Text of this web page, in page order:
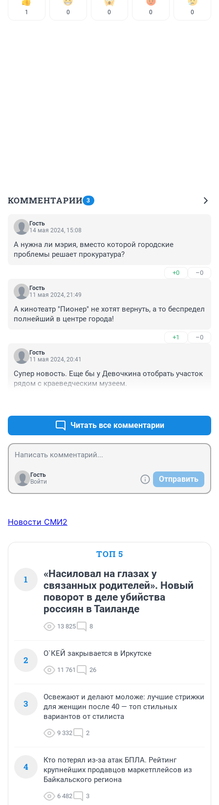
1 0 0 0 0
КОММЕНТАРИИ 3
Гость
14 мая 2024, 15:08
А нужна ли мэрия, вместо которой городские
проблемы решает прокуратура?
+0 –0
Гость
11 мая 2024, 21:49
А кинотеатр "Пионер" не хотят вернуть, а то беспредел
полнейший в центре города!
+1 –0
Гость
11 мая 2024, 20:41
Супер новость. Еще бы у Девочкина отобрать участок
рядом с краеведческим музеем.
Читать все комментарии
Гость
Войти
Отправить
Новости СМИ2
ТОП 5
1
«Насиловал на глазах у
связанных родителей». Новый
поворот в деле убийства
россиян в Таиланде
13 825 8
2
О`КЕЙ закрывается в Иркутске
11 761 26
3
Освежают и делают моложе: лучшие стрижки
для женщин после 40 — топ стильных
вариантов от стилиста
9 332 2
4
Кто потерял из-за атак БПЛА. Рейтинг
крупнейших продавцов маркетплейсов из
Байкальского региона
6 482 3